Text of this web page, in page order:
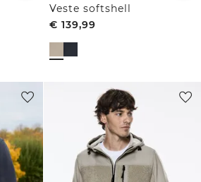
Veste softshell
€ 139,99